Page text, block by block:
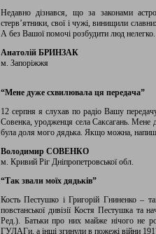
Недавно дізнався, що за законами
стерв’ятники, свої і чужі, винищили
А без Вашої помочі розбудити люд нелегко.
Анатолій БРИНЗАК
м. Запоріжжя
“Мене дуже схвилювала ця передача”
12 серпня я слухав по радіо Вашу
Совенка, уродженця села Саксагань. Мене
була доля мого дядька. Якщо можна,
Володимир СОВЕНКО
м. Кривий Ріг Дніпропетровської обл.
“Так звали моїх дядьків”
Кость Пестушко і Григорій Гниненко –
повстанської дивізії Костя Пестушка та
Ред.). Батьки про них майже нічого не
ГУЛАГи, а інші згинули в пожежі війни